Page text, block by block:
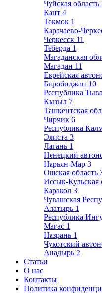
Чуйская область
Кант 4
Токмок 1
Карачаево-
Черкесск 11
Теберда 1
Магаданская
Магадан 11
Еврейская
Биробиджан 10
Республика Тыва
Кызыл 7
Ташкентская
Чирчик 6
Республика
Элиста 3
Лагань 1
Ненецкий
Нарьян-Мар 3
Ошская область
Иссык-Кульская
Каракол 3
Чувашская
Алатырь 1
Республика
Магас 1
Назрань 1
Чукотский
Анадырь 2
Статьи
О нас
Контакты
Политика